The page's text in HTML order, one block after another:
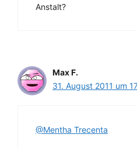
Anstalt?
Max F.
31. August 2011 um
@Mentha Trecenta